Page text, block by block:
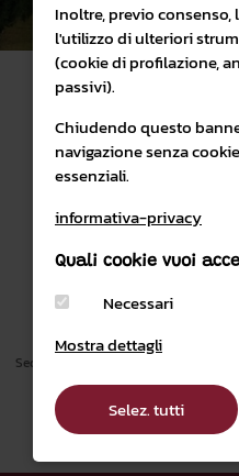
PRIVACY & COOKIES
email:
Sede Amministrativa Villa Welsperg,
Martino di
P.IVA
Inoltre, previo
l'utilizzo di ulteriori
(cookie di profilazione,
passivi).
Chiudendo questo
navigazione senza
essenziali.
informativa-privacy
Quali cookie vuoi
Necessari
Mostra dettagli
Selez. tutti